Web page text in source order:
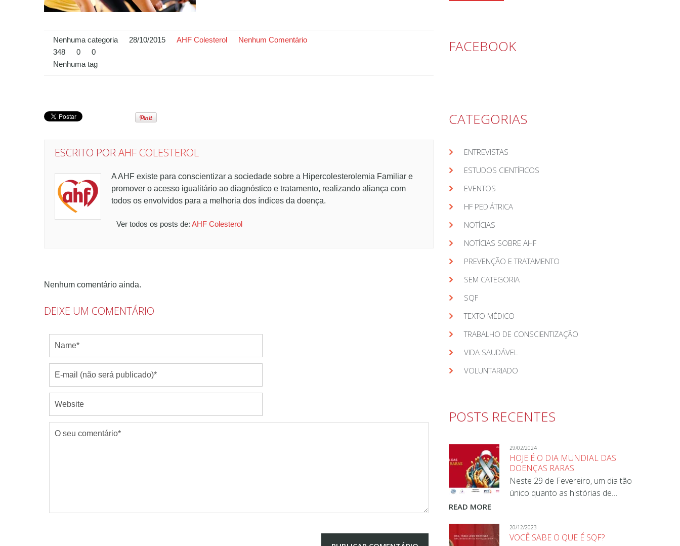
Nenhuma categoria 28/10/2015 AHF Colesterol
Nenhum Comentário
348
0
0
Nenhuma tag
ESCRITO PORAHF COLESTEROL
A AHF existe para conscientizar a sociedade sobre a Hipercolesterolemia Familiar e
promover o acesso igualitário ao diagnóstico e tratamento, realizando aliança com
todos os envolvidos para a melhoria dos índices da doença.
Ver todos os posts de: AHF Colesterol
Nenhum comentário ainda.
DEIXE UM COMENTÁRIO
FACEBOOK
CATEGORIAS
ENTREVISTAS
ESTUDOS CIENTÍFICOS
EVENTOS
HF PEDIÁTRICA
NOTÍCIAS
NOTÍCIAS SOBRE AHF
PREVENÇÃO E TRATAMENTO
SEM CATEGORIA
SQF
TEXTO MÉDICO
TRABALHO DE CONSCIENTIZAÇÃO
VIDA SAUDÁVEL
VOLUNTARIADO
POSTS RECENTES
29/02/2024
HOJE É O DIA MUNDIAL DAS
DOENÇAS RARAS
Neste 29 de Fevereiro, um dia tão
único quanto as histórias de…
READ MORE
20/12/2023
VOCÊ SABE O QUE É SQF?